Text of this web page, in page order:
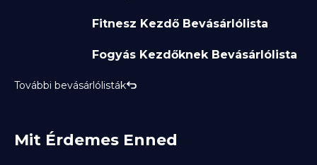
Fitnesz Kezdő Bevásárlólista
Fogyás Kezdőknek Bevásárlólista
További bevásárlólisták
Mit Érdemes Enned